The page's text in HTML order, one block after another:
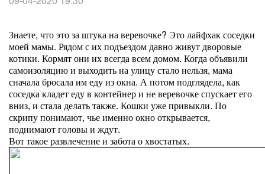
Знаете, что это за штука на веревочке? Это лайфхак соседки
моей мамы. Рядом с их подъездом давно живут дворовые
котики. Кормят они их всегда всем домом. Когда объявили
самоизоляцию и выходить на улицу стало нельзя, мама
сначала бросала им еду из окна. А потом подглядела, как
соседка кладет еду в контейнер и не веревочке спускает его
вниз, и стала делать также. Кошки уже привыкли. По
скрипу понимают, чье именно окно открывается,
поднимают головы и ждут.
Вот такое развлечение и забота о хвостатых.